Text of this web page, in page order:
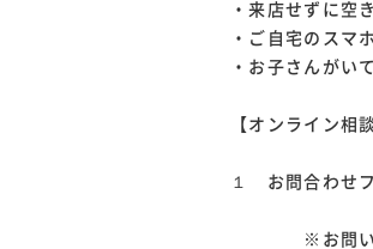
・来店せずに空
・ご自宅のスマ
・お子さんがい
【オンライン相
１ お問合わせ
※お問い合わ